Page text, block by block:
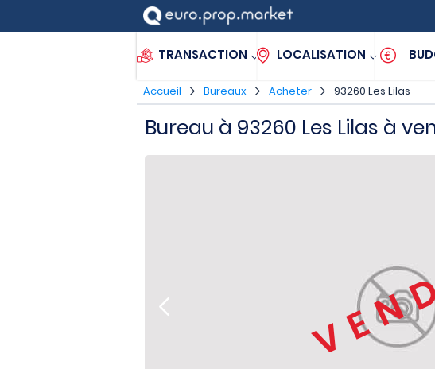
TRANSACTION LOCALISATION
Accueil Bureaux Acheter 93260 Les Lilas
Bureau à 93260 Les Lilas à